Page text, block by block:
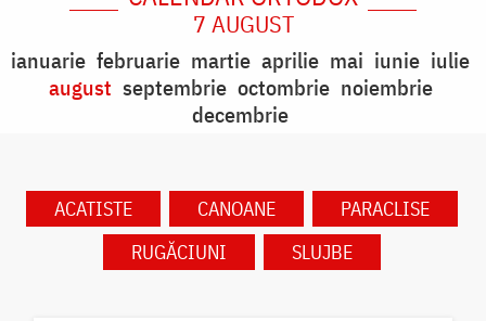
7 AUGUST
ianuarie februarie martie aprilie mai iunie iulie
august septembrie octombrie noiembrie
decembrie
ACATISTE CANOANE
PARACLISE
RUGĂCIUNI
SLUJBE